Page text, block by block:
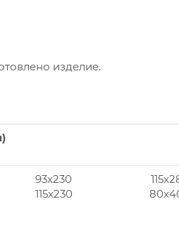
изделие.
93x230
115x230